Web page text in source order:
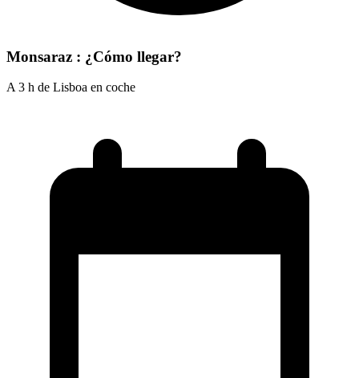
Monsaraz : ¿Cómo llegar?
A 3 h de Lisboa en coche